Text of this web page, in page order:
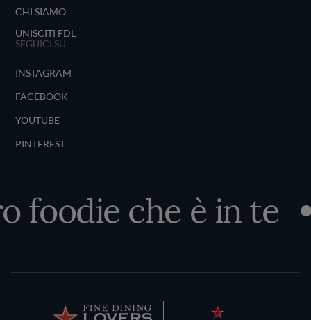
CHI SIAMO
UNISCITI FDL
SEGUICI SU
INSTAGRAM
FACEBOOK
YOUTUBE
PINTEREST
foodie che è in te